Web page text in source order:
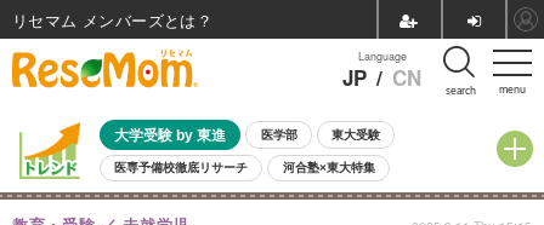
menu
Language
JP / CN search
大学受験 by 東進 医学部 東大受験
医専予備校徹底リサーチ 河合塾×東大特集
親子で考える大学選び 高校受験 中学受験 小学校受験
リセマム メンバーズ